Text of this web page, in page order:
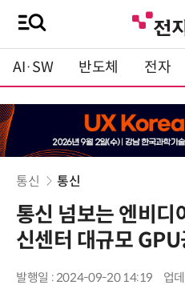
AI·SW 반도체 전자
통신 통신
통신 넘보는 엔비
신센터 대규모
발행일 : 2024-09-20 14:19 업